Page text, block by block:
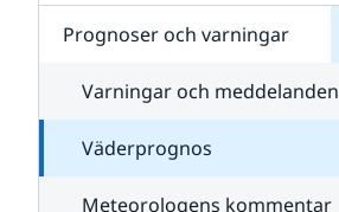
Prognoser och varningar
Varningar och meddelanden
Väderprognos
Meteorologens kommentar